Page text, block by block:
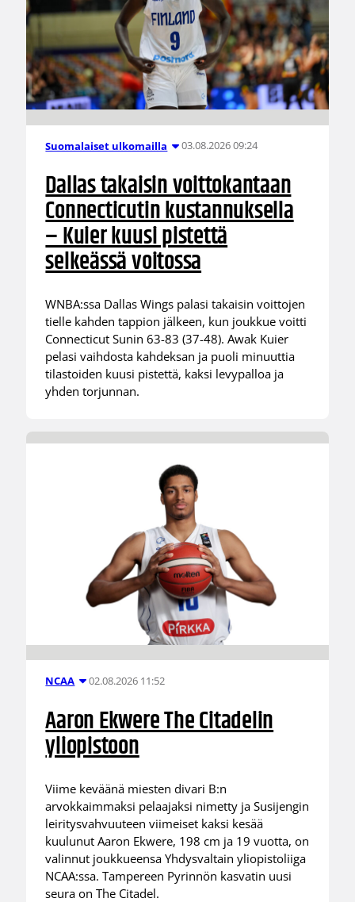
Suomalaiset ulkomailla 03.08.2026 09:24
Dallas takaisin voittokantaan
Connecticutin kustannuksella
– Kuier kuusi pistettä
selkeässä voitossa
WNBA:ssa Dallas Wings palasi takaisin voittojen
tielle kahden tappion jälkeen, kun joukkue voitti
Connecticut Sunin 63-83 (37-48). Awak Kuier
pelasi vaihdosta kahdeksan ja puoli minuuttia
tilastoiden kuusi pistettä, kaksi levypalloa ja
yhden torjunnan.
NCAA 02.08.2026 11:52
Aaron Ekwere The Citadelin
yliopistoon
Viime keväänä miesten divari B:n
arvokkaimmaksi pelaajaksi nimetty ja Susijengin
leiritysvahvuuteen viimeiset kaksi kesää
kuulunut Aaron Ekwere, 198 cm ja 19 vuotta, on
valinnut joukkueensa Yhdysvaltain yliopistoliiga
NCAA:ssa. Tampereen Pyrinnön kasvatin uusi
seura on The Citadel.